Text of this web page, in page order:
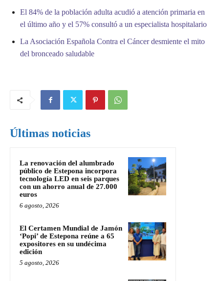
El 84% de la población adulta acudió a atención primaria en
el último año y el 57% consultó a un especialista hospitalario
La Asociación Española Contra el Cáncer desmiente el mito
del bronceado saludable
Últimas noticias
La renovación del alumbrado
público de Estepona incorpora
tecnología LED en seis parques
con un ahorro anual de 27.000
euros
6 agosto, 2026
El Certamen Mundial de Jamón
‘Popi’ de Estepona reúne a 65
expositores en su undécima
edición
5 agosto, 2026